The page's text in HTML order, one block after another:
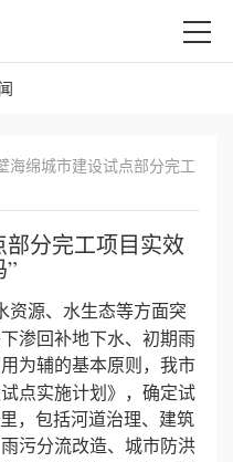
海绵城市建设试点部分完工
分完工项目实效
”
资源、水生态等方面突
渗回补地下水、初期雨
为辅的基本原则，我市
点实施计划》，确定试
，包括河道治理、建筑
污分流改造、城市防洪